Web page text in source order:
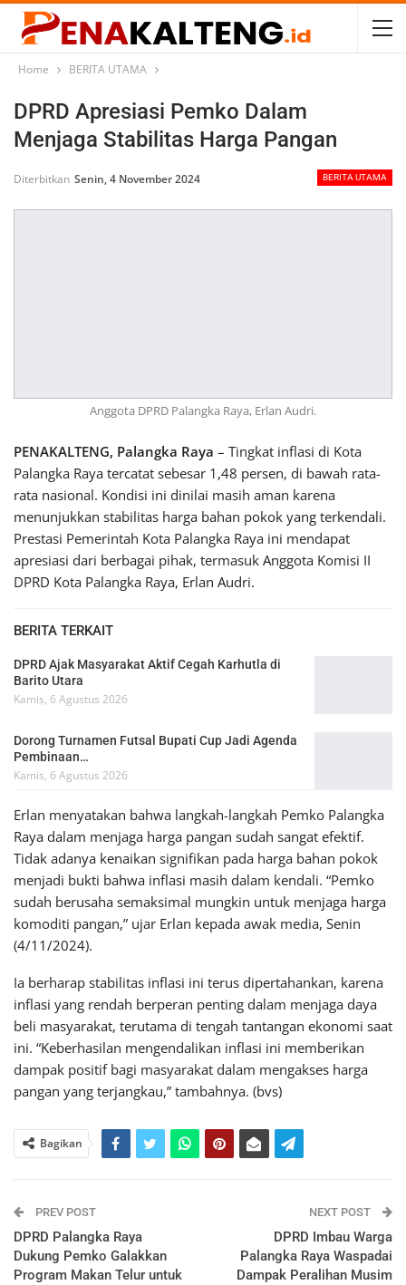
Home BERITA UTAMA
DPRD Apresiasi Pemko Dalam
Menjaga Stabilitas Harga Pangan
BERITA UTAMA
Diterbitkan Senin, 4 November 2024
Anggota DPRD Palangka Raya, Erlan Audri.
PENAKALTENG, Palangka Raya – Tingkat inflasi di Kota
Palangka Raya tercatat sebesar 1,48 persen, di bawah rata-
rata nasional. Kondisi ini dinilai masih aman karena
menunjukkan stabilitas harga bahan pokok yang terkendali.
Prestasi Pemerintah Kota Palangka Raya ini mendapat
apresiasi dari berbagai pihak, termasuk Anggota Komisi II
DPRD Kota Palangka Raya, Erlan Audri.
BERITA TERKAIT
DPRD Ajak Masyarakat Aktif Cegah Karhutla di
Barito Utara
Kamis, 6 Agustus 2026
Dorong Turnamen Futsal Bupati Cup Jadi Agenda
Pembinaan…
Kamis, 6 Agustus 2026
Erlan menyatakan bahwa langkah-langkah Pemko Palangka
Raya dalam menjaga harga pangan sudah sangat efektif.
Tidak adanya kenaikan signifikan pada harga bahan pokok
menjadi bukti bahwa inflasi masih dalam kendali. “Pemko
sudah berusaha semaksimal mungkin untuk menjaga harga
komoditi pangan,” ujar Erlan kepada awak media, Senin
(4/11/2024).
Ia berharap stabilitas inflasi ini terus dipertahankan, karena
inflasi yang rendah berperan penting dalam menjaga daya
beli masyarakat, terutama di tengah tantangan ekonomi saat
ini. “Keberhasilan mengendalikan inflasi ini memberikan
dampak positif bagi masyarakat dalam mengakses harga
pangan yang terjangkau,” tambahnya. (bvs)
Bagikan
PREV POST
DPRD Palangka Raya
Dukung Pemko Galakkan
Program Makan Telur untuk
NEXT POST
DPRD Imbau Warga
Palangka Raya Waspadai
Dampak Peralihan Musim